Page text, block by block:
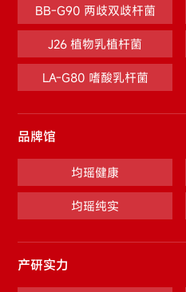
BB-G90 两歧双歧杆菌
J26 植物乳植杆菌
LA-G80 嗜酸乳杆菌
品牌馆
均瑶健康
均瑶纯实
产研实力